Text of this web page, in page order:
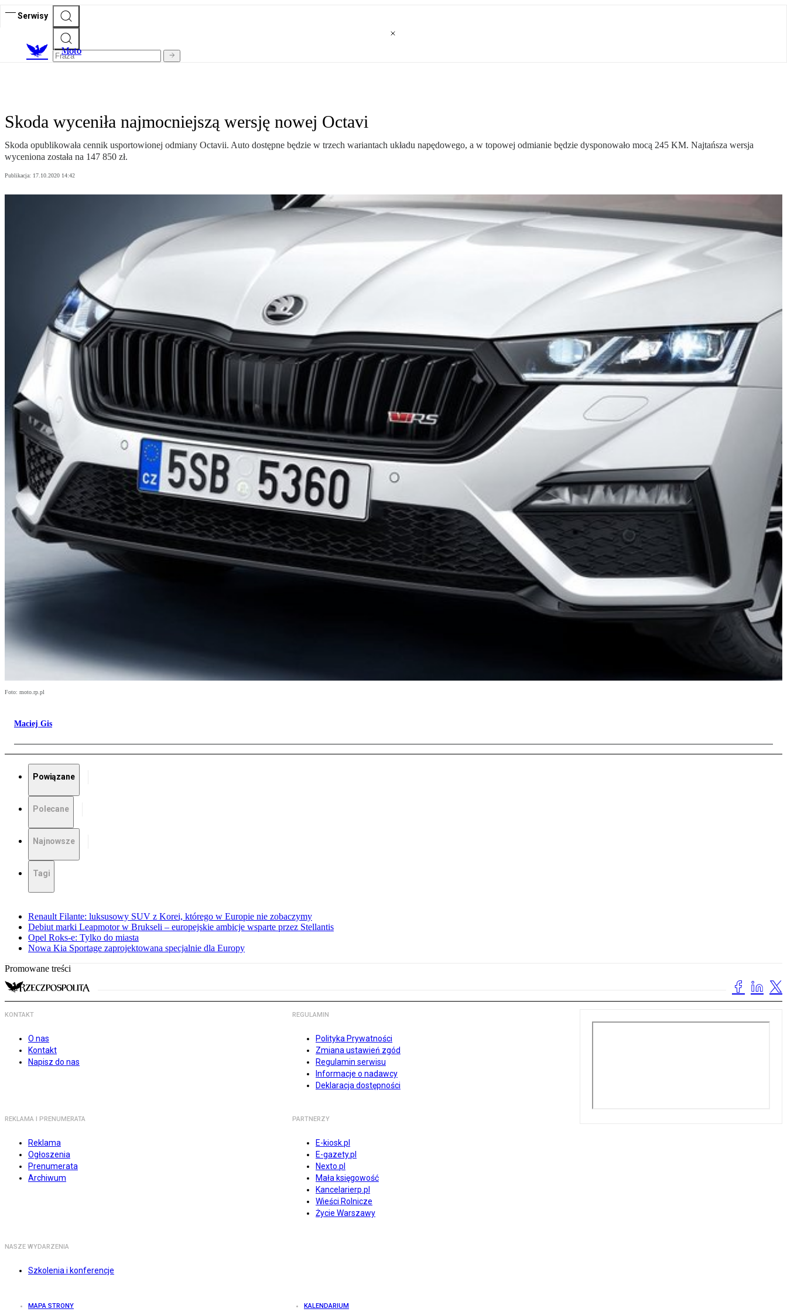
Serwisy
Moto
Skoda wyceniła najmocniejszą wersję nowej Octavi
Skoda opublikowała cennik usportowionej odmiany Octavii. Auto dostępne będzie w trzech wariantach układu napędowego, a w topowej odmianie będzie dysponowało mocą 245 KM. Najtańsza wersja
wyceniona została na 147 850 zł.
Publikacja: 17.10.2020 14:42
Foto: moto.rp.pl
Maciej Gis
Powiązane
Polecane
Najnowsze
Tagi
Renault Filante: luksusowy SUV z Korei, którego w Europie nie zobaczymy
Debiut marki Leapmotor w Brukseli – europejskie ambicje wsparte przez Stellantis
Opel Roks-e: Tylko do miasta
Nowa Kia Sportage zaprojektowana specjalnie dla Europy
Promowane treści
KONTAKT
O nas
Kontakt
Napisz do nas
REGULAMIN
Polityka Prywatności
Zmiana ustawień zgód
Regulamin serwisu
Informacje o nadawcy
Deklaracja dostępności
REKLAMA I PRENUMERATA
Reklama
Ogłoszenia
Prenumerata
Archiwum
PARTNERZY
E-kiosk.pl
E-gazety.pl
Nexto.pl
Mała księgowość
Kancelarierp.pl
Wieści Rolnicze
Życie Warszawy
NASZE WYDARZENIA
Szkolenia i konferencje
MAPA STRONY KALENDARIUM